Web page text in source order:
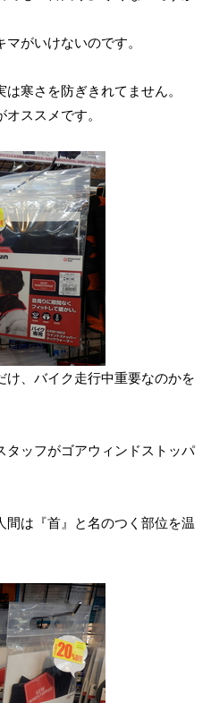
がいけないのです。
寒さを防ぎきれてません。
ススメです。
け、バイク走行中重要なのかを
タッフがゴアウィンドストッパ
間は『首』と名のつく部位を温